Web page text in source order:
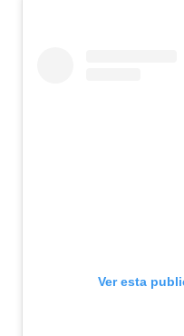
Ver esta